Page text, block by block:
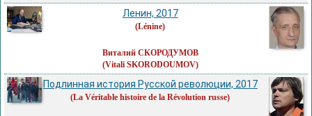
Ленин, 2017
(Lénine)
Виталий СКОРОДУМОВ
(Vitali SKORODOUMOV)
Подлинная история Русской революции, 2017
(La Véritable histoire de la Révolution russe)